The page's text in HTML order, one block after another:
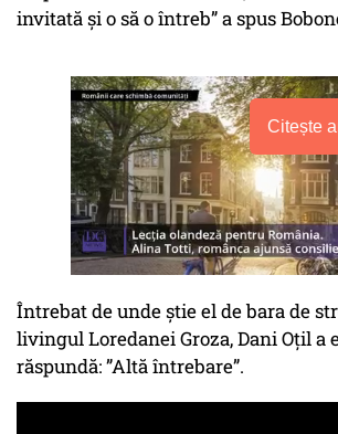
invitată și o să o întreb” a spus
Citește
Întrebat de unde știe el de bara de
livingul Loredanei Groza, Dani Oțil a
răspundă: ”Altă întrebare”.